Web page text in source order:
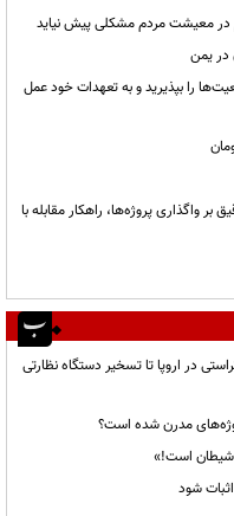
در معیشت مردم مشکلی پیش نیاید
در یمن
را بپذیرید و به تعهدات خود عمل
واگذاری پروژه‌ها، راهکار مقابله با
در اروپا تا تسخیر دستگاه نظارتی
مدرن شده است؟
است!»
شود